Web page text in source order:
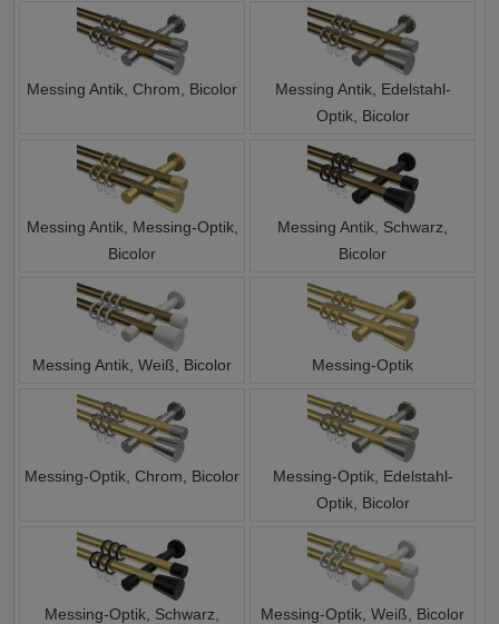
Messing Antik, Chrom, Bicolor
Messing Antik, Edelstahl-
Optik, Bicolor
Messing Antik, Messing-Optik,
Bicolor
Messing Antik, Schwarz,
Bicolor
Messing Antik, Weiß, Bicolor Messing-Optik
Messing-Optik, Chrom, Bicolor
Messing-Optik, Edelstahl-
Optik, Bicolor
Messing-Optik, Schwarz,
Messing-Optik, Weiß, Bicolor